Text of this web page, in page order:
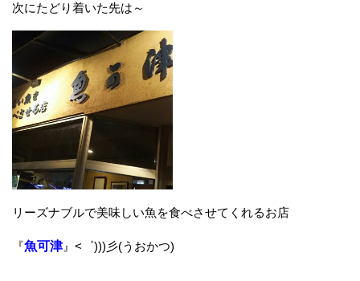
次にたどり着いた先は～
リーズナブルで美味しい魚を食べさせてくれるお店
『魚可津』<゜)))彡(うおかつ)